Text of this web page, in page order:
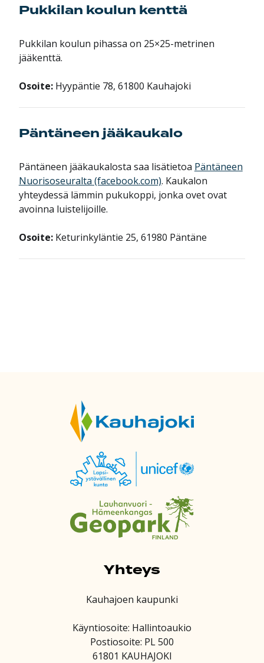
Pukkilan koulun kenttä
Pukkilan koulun pihassa on 25×25-metrinen
jääkenttä.
Osoite:Hyypäntie 78, 61800 Kauhajoki
Päntäneen jääkaukalo
Päntäneen jääkaukalosta saa lisätietoa Päntäneen
Nuorisoseuralta (facebook.com). Kaukalon
yhteydessä lämmin pukukoppi, jonka ovet ovat
avoinna luistelijoille.
Osoite:Keturinkyläntie 25, 61980 Päntäne
Yhteys
Kauhajoen kaupunki
Käyntiosoite: Hallintoaukio
Postiosoite: PL 500
61801 KAUHAJOKI